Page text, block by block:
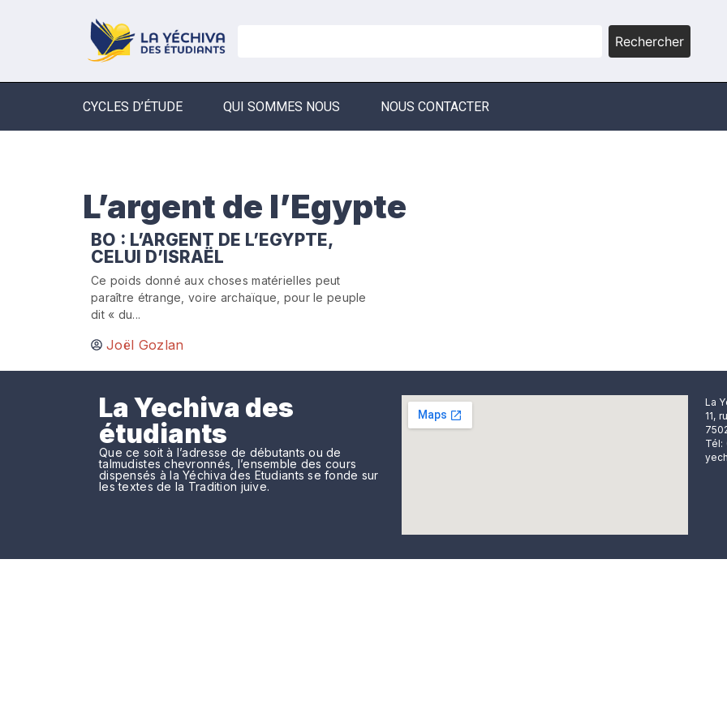
Rechercher
CYCLES D’ÉTUDE QUI SOMMES NOUS NOUS CONTACTER
L’argent de l’Egypte
BO : L’ARGENT DE L’EGYPTE,
CELUI D’ISRAËL
Ce poids donné aux choses matérielles peut
paraître étrange, voire archaïque, pour le peuple
dit « du...
Joël Gozlan
La Yechiva des
étudiants
Que ce soit à l’adresse de débutants ou de
talmudistes chevronnés, l’ensemble des cours
dispensés à la Yéchiva des Etudiants se fonde sur
les textes de la Tradition juive.
La
11,
Tél: